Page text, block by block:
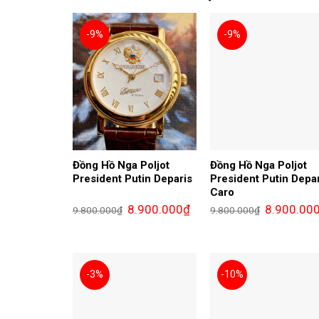
-9%
Đồng Hồ Nga Poljot
President Putin Deparis
9.800.000₫ Giá
gốc
8.900.000₫Giá
hiện
-9%
Đồng Hồ Nga Poljot
President Putin
Caro
9.800.000₫ Giá
gốc
-3% -10%